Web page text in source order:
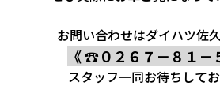
お問い合わせはダイハツ佐
《 ☎０２６７－８１－
スタッフ一同お待ちして